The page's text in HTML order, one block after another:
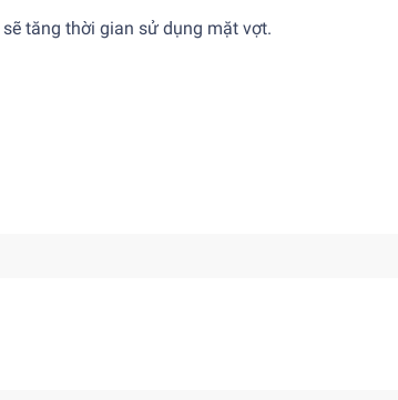
tăng thời gian sử dụng mặt vợt.